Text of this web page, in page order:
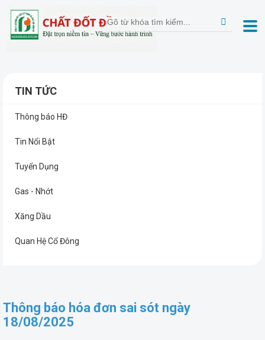
TIN TỨC
Thông báo HĐ
Tin Nổi Bật
Tuyển Dụng
Gas - Nhớt
Xăng Dầu
Quan Hệ Cổ Đông
Thông báo hóa đơn sai sót ngày
18/08/2025